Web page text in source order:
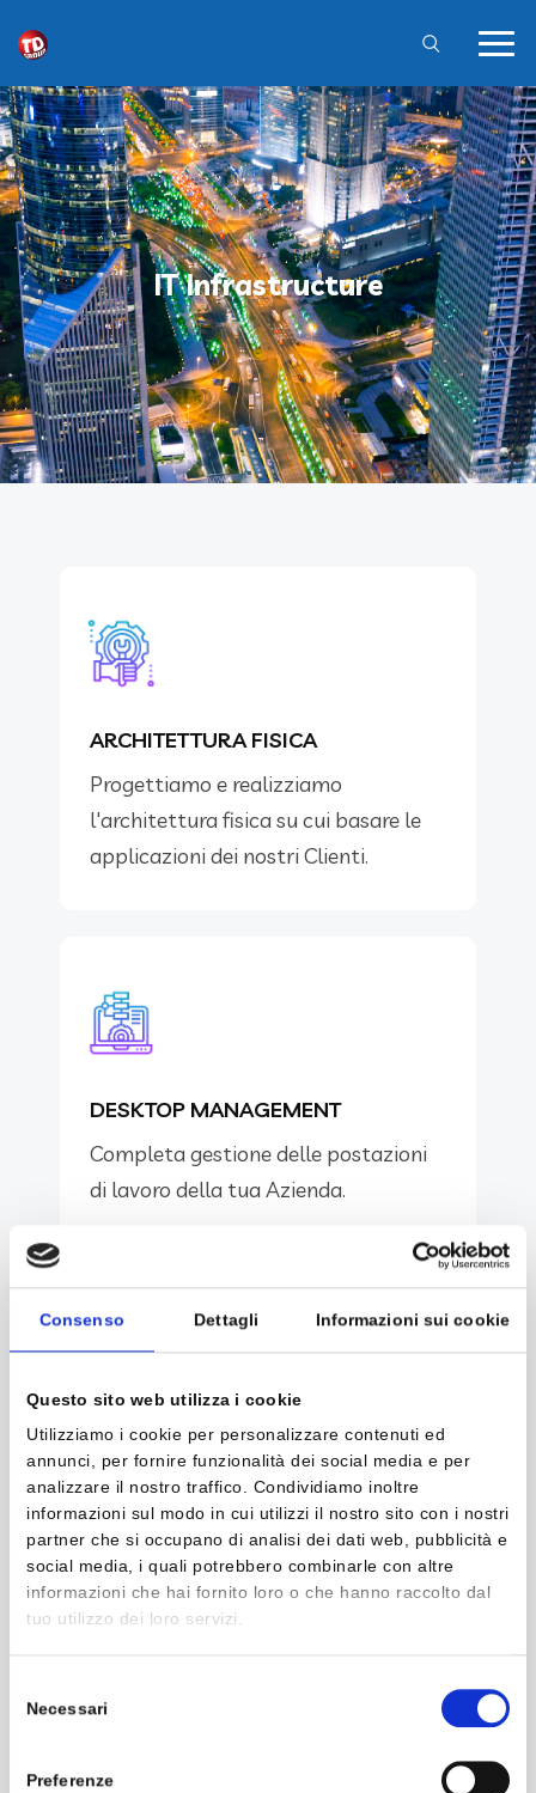
Consenso Dettagli Informazioni sui cookie
Questo sito web utilizza i cookie
Utilizziamo i cookie per personalizzare contenuti ed
annunci, per fornire funzionalità dei social media e per
analizzare il nostro traffico. Condividiamo inoltre
informazioni sul modo in cui utilizzi il nostro sito con i nostri
partner che si occupano di analisi dei dati web, pubblicità e
social media, i quali potrebbero combinarle con altre
informazioni che hai fornito loro o che hanno raccolto dal
tuo utilizzo dei loro servizi.
delNecessari
Preferenze
IT Infrastructure
ARCHITETTURA FISICA
Progettiamo e realizziamo
l'architettura fisica su cui basare le
applicazioni dei nostri Clienti.
DESKTOP MANAGEMENT
Completa gestione delle postazioni
di lavoro della tua Azienda.
CYBER SECURITY
Proteggiamo il know how e
l'infrastruttura della tua Azienda
CLOUD